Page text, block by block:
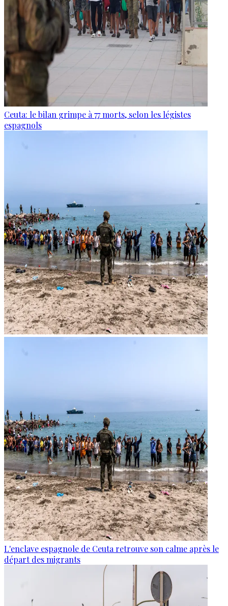
Ceuta: le bilan grimpe à 77 morts, selon les légistes
espagnols
L'enclave espagnole de Ceuta retrouve son calme après le
départ des migrants